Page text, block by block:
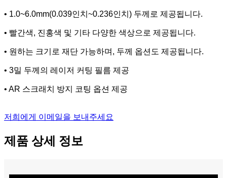
• 1.0~6.0mm(0.039인치~0.236인치) 두께로 제공됩니다.
• 빨간색, 진홍색 및 기타 다양한 색상으로 제공됩니다.
• 원하는 크기로 재단 가능하며, 두께 옵션도 제공됩니다.
• 3밀 두께의 레이저 커팅 필름 제공
• AR 스크래치 방지 코팅 옵션 제공
저희에게 이메일을 보내주세요
제품 상세 정보